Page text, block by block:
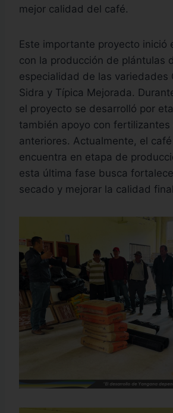
mejor calidad del café.
Este importante proyecto inició
con la producción de plántulas
especialidad de las variedades
Sidra y Típica Mejorada.
el proyecto se desarrolló por
también apoyo con fertilizantes
anteriores. Actualmente, el
encuentra en etapa de
esta última fase busca
secado y mejorar la calidad